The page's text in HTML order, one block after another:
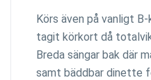
Körs även på vanligt
tagit körkort då
Breda sängar bak där
samt bäddbar dinette